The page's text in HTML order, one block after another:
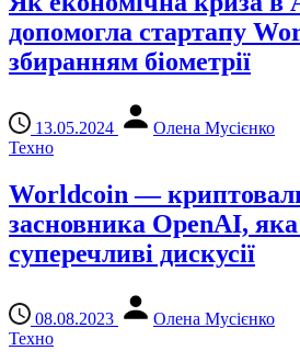
допомогла стартапу
збиранням біометрії
13.05.2024
Олена Мусієнко
Техно
Worldcoin —
засновника OpenAI,
суперечливі дискусії
08.08.2023
Олена Мусієнко
Техно